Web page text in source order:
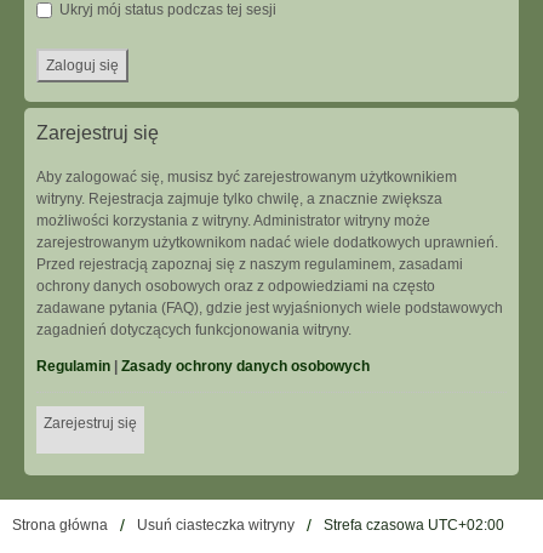
Ukryj mój status podczas tej sesji
Zarejestruj się
Aby zalogować się, musisz być zarejestrowanym użytkownikiem
witryny. Rejestracja zajmuje tylko chwilę, a znacznie zwiększa
możliwości korzystania z witryny. Administrator witryny może
zarejestrowanym użytkownikom nadać wiele dodatkowych uprawnień.
Przed rejestracją zapoznaj się z naszym regulaminem, zasadami
ochrony danych osobowych oraz z odpowiedziami na często
zadawane pytania (FAQ), gdzie jest wyjaśnionych wiele podstawowych
zagadnień dotyczących funkcjonowania witryny.
Regulamin Zasady ochrony danych osobowych
Zarejestruj się
Strona główna Usuń ciasteczka witryny Strefa czasowa UTC+02:00